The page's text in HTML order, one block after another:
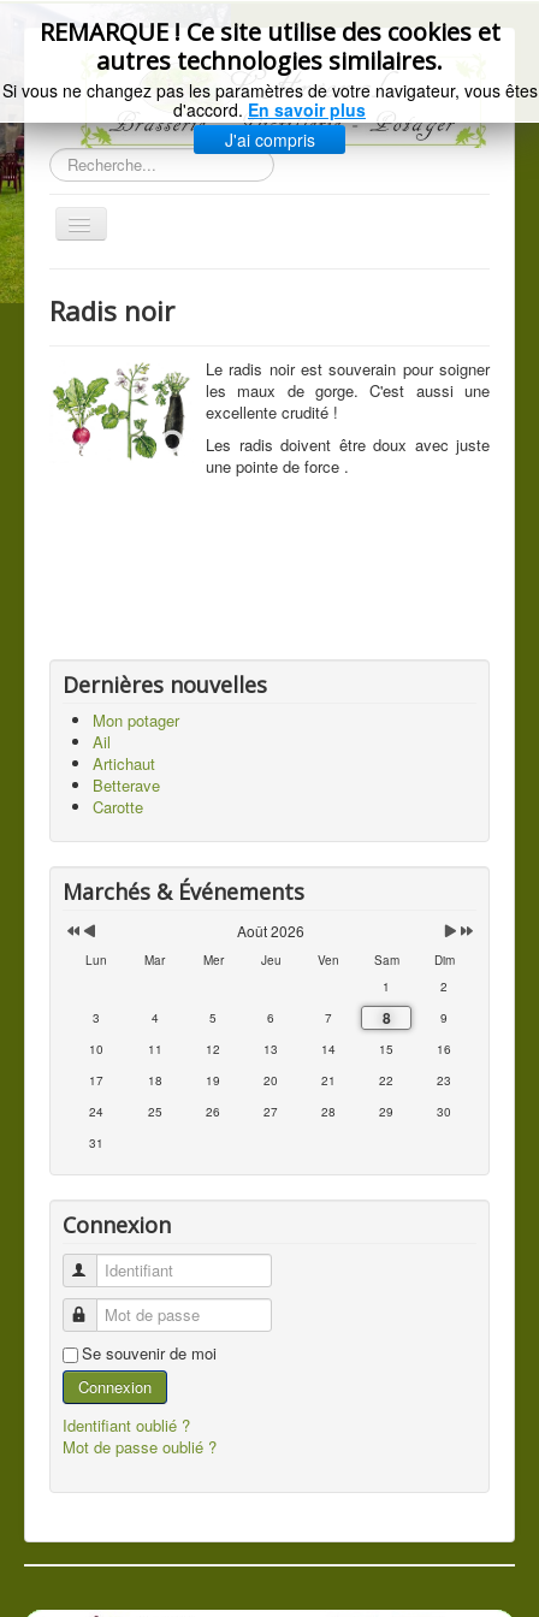
Rechercher
Basculer
Gazette de l'Arsenal
La brasserie
Distillerie artisanale
Les légumes du jardin
REMARQUE ! Ce site utilise des cookies et
autres technologies similaires.
Si vous ne changez pas les paramètres de votre navigateur, vous êtes
d'accord. En savoir plus
J'ai compris
Radis noir
Le radis noir est souverain pour soigner
les maux de gorge. C'est aussi une
excellente crudité !
Les radis doivent être doux avec juste
une pointe de force .
Dernières nouvelles
Mon potager
Ail
Artichaut
Betterave
Carotte
Marchés & Événements
précédenteprécédent
suivant
Août 2026
Lun Mar Mer Jeu Ven Sam
Dim
1
2
3
4 5 6 7 8
9
10
11 12 13 14 15
16
17
18 19 20 21 22
23
24
25 26 27 28 29
30
31
Connexion
Identifiant
Mot de passe
Se souvenir de moi
Connexion
Identifiant oublié ?
Mot de passe oublié ?